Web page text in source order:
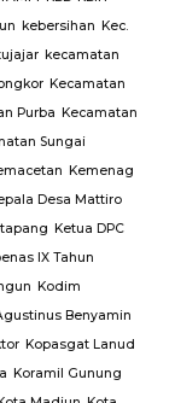
kebersihan Kec.
kecamatan
Kecamatan
Purba Kecamatan
Sungai
Kemenag
Desa Mattiro
Ketua DPC
IX Tahun
Kodim
Benyamin
Kopasgat Lanud
Koramil Gunung